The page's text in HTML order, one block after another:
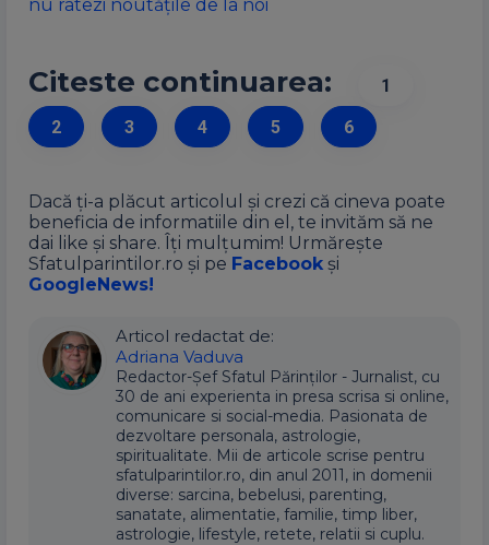
nu ratezi noutățile de la noi
Citeste continuarea:
1
2
3 4 5 6
Dacă ți-a plăcut articolul și crezi că cineva poate
beneficia de informatiile din el, te invităm să ne
dai like și share. Îți mulțumim! Urmărește
Sfatulparintilor.ro și pe Facebook și
GoogleNews!
Articol redactat de:
Adriana Vaduva
Redactor-Șef Sfatul Părinților - Jurnalist, cu
30 de ani experienta in presa scrisa si online,
comunicare si social-media. Pasionata de
dezvoltare personala, astrologie,
spiritualitate. Mii de articole scrise pentru
sfatulparintilor.ro, din anul 2011, in domenii
diverse: sarcina, bebelusi, parenting,
sanatate, alimentatie, familie, timp liber,
astrologie, lifestyle, retete, relatii si cuplu.